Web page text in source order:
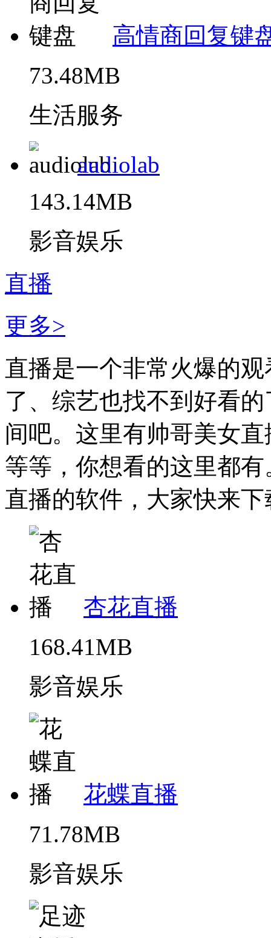
高情商回复键
73.48MB
生活服务
audiolab
143.14MB
影音娱乐
直播
更多>
直播是一个非常火爆的
了、综艺也找不到好看
间吧。这里有帅哥美女
等等，你想看的这里都
直播的软件，大家快来下
杏花直播
168.41MB
影音娱乐
花蝶直播
71.78MB
影音娱乐